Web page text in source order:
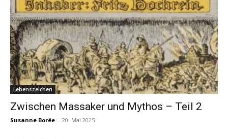
Lebenszeichen
Zwischen Massaker und Mythos – Teil 2
Susanne Borée - 20. Mai 2025